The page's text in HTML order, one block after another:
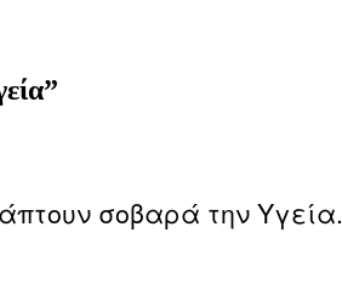
σοβαρά την Υγεία.